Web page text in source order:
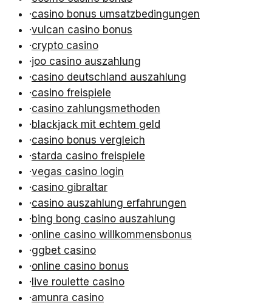
·casino bonus umsatzbedingungen
·vulcan casino bonus
·crypto casino
·joo casino auszahlung
·casino deutschland auszahlung
·casino freispiele
·casino zahlungsmethoden
·blackjack mit echtem geld
·casino bonus vergleich
·starda casino freispiele
·vegas casino login
·casino gibraltar
·casino auszahlung erfahrungen
·bing bong casino auszahlung
·online casino willkommensbonus
·ggbet casino
·online casino bonus
·live roulette casino
·amunra casino